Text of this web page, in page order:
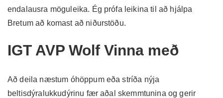
endalausra möguleika. Ég prófa leikina til að hjálpa
Bretum að komast að niðurstöðu.
IGT AVP Wolf Vinna með
Að deila næstum óhöppum eða stríða nýja
beltisdýralukkudýrinu fær aðal skemmtunina og gerir